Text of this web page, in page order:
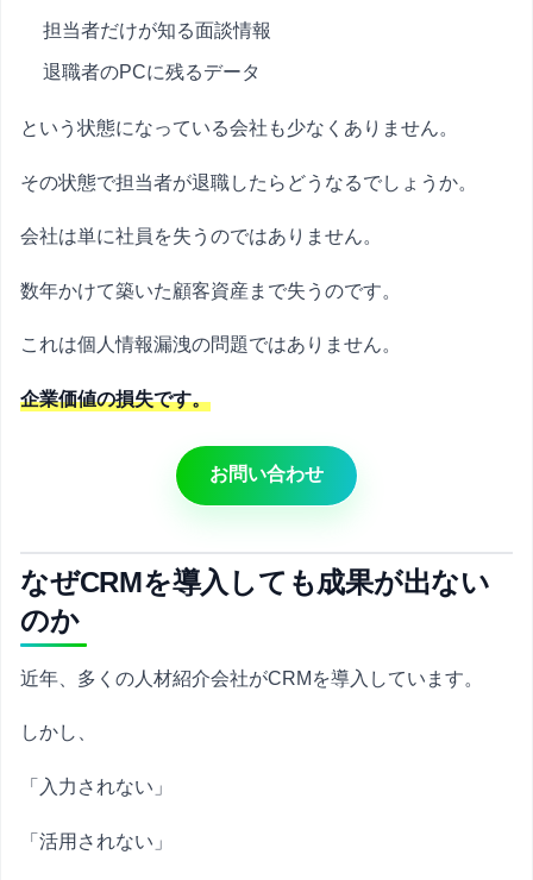
担当者だけが知る面談情報
退職者のPCに残るデータ
という状態になっている会社も少なくありません。
その状態で担当者が退職したらどうなるでしょうか。
会社は単に社員を失うのではありません。
数年かけて築いた顧客資産まで失うのです。
これは個人情報漏洩の問題ではありません。
企業価値の損失です。
お問い合わせ
なぜCRMを導入しても成果が出ない
のか
近年、多くの人材紹介会社がCRMを導入しています。
しかし、
「入力されない」
「活用されない」